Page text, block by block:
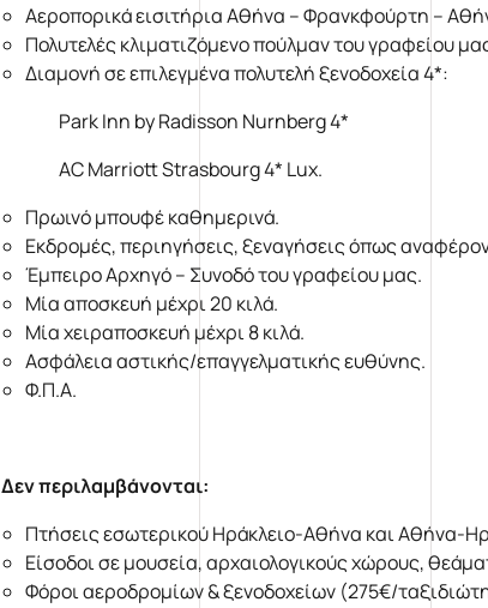
Αεροπορικά εισιτήρια Αθήνα – Φρανκφούρτη –
Πολυτελές κλιματιζόμενο πούλμαν του γραφείου
Διαμονή σε επιλεγμένα πολυτελή ξενοδοχεία 4*:
Park Inn by Radisson Nurnberg 4*
AC Marriott Strasbourg 4* Lux.
Πρωινό μπουφέ καθημερινά.
Εκδρομές, περιηγήσεις, ξεναγήσεις όπως
Έμπειρο Αρχηγό – Συνοδό του γραφείου μας.
Μία αποσκευή μέχρι 20 κιλά.
Μία χειραποσκευή μέχρι 8 κιλά.
Ασφάλεια αστικής/επαγγελματικής ευθύνης.
Φ.Π.Α.
Δεν περιλαμβάνονται:
Πτήσεις εσωτερικού Ηράκλειο-Αθήνα και Αθήνα-
Είσοδοι σε μουσεία, αρχαιολογικούς χώρους,
Φόροι αεροδρομίων & ξενοδοχείων (275€/